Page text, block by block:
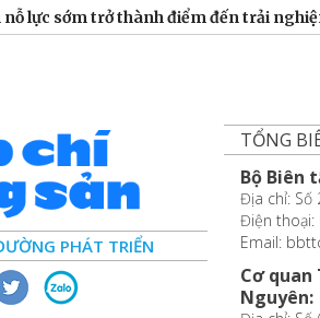
lực sớm trở thành điểm đến trải
PHÁT TRIỂN
TỔNG
Bộ Biên
Địa chỉ: Số
Điện thoại:
Email:
Cơ
Nguyên: